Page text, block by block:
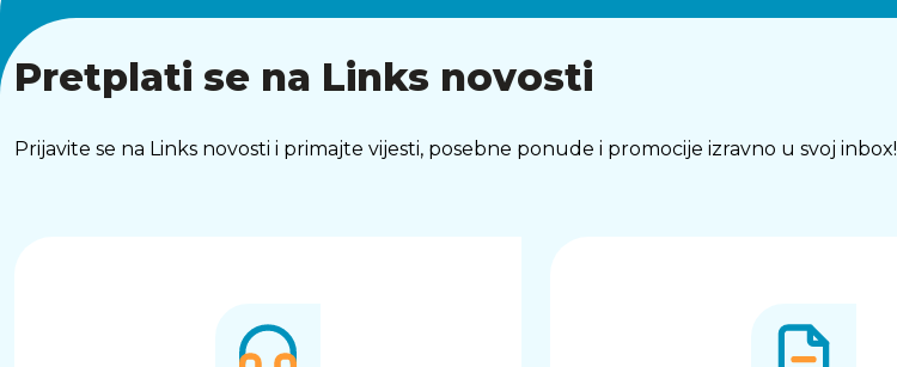
Pretplati se na Links novosti
Prijavite se na Links novosti i primajte vijesti, posebne ponude i promocije izravno u svoj inbox!